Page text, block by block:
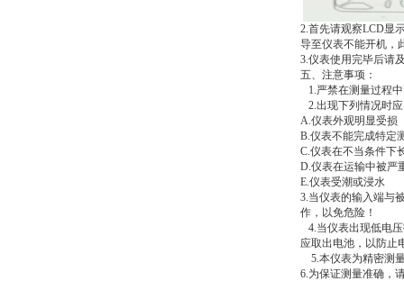
2.首先请观察LCD显
导至仪表不能开机，
3.仪表使用完毕后请
五、注意事项：
1.严禁在测量过程
2.出现下列情况时
A.仪表外观明显受损
B.仪表不能完成特定
C.仪表在不当条件下
D.仪表在运输中被严
E.仪表受潮或浸水
3.当仪表的输入端与
作，以免危险！
4.当仪表出现低电
应取出电池，以防止
5.本仪表为精密测
6.为保证测量准确，